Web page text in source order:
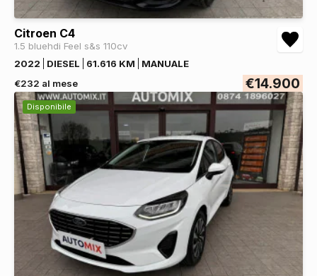
Citroen C4
1.5 bluehdi Feel s&s 110cv
2022
DIESEL 61.616 KM
MANUALE
€232 al mese
€14.900
Disponibile